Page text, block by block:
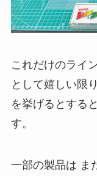
これだけのライ
として嬉しい限
を挙げるとする
す。
一部の製品は ま